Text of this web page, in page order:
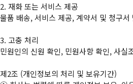
2. 재화 또는 서비스 제공
물품 배송, 서비스 제공, 계약서 및 청구
3. 고충 처리
민원인의 신원 확인, 민원사항 확인, 사